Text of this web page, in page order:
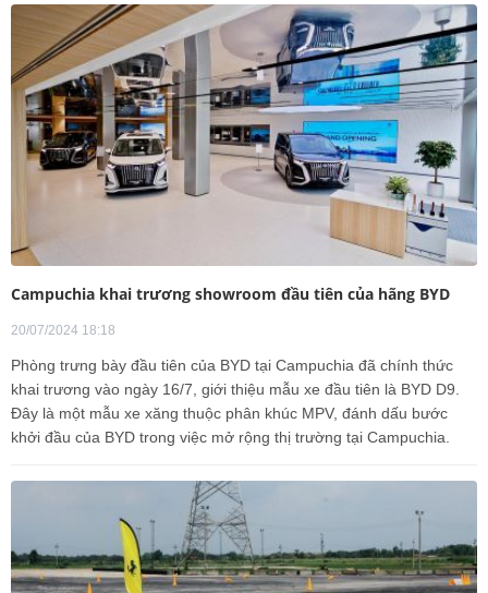
Campuchia khai trương showroom đầu tiên của hãng BYD
20/07/2024 18:18
Phòng trưng bày đầu tiên của BYD tại Campuchia đã chính thức
khai trương vào ngày 16/7, giới thiệu mẫu xe đầu tiên là BYD D9.
Đây là một mẫu xe xăng thuộc phân khúc MPV, đánh dấu bước
khởi đầu của BYD trong việc mở rộng thị trường tại Campuchia.